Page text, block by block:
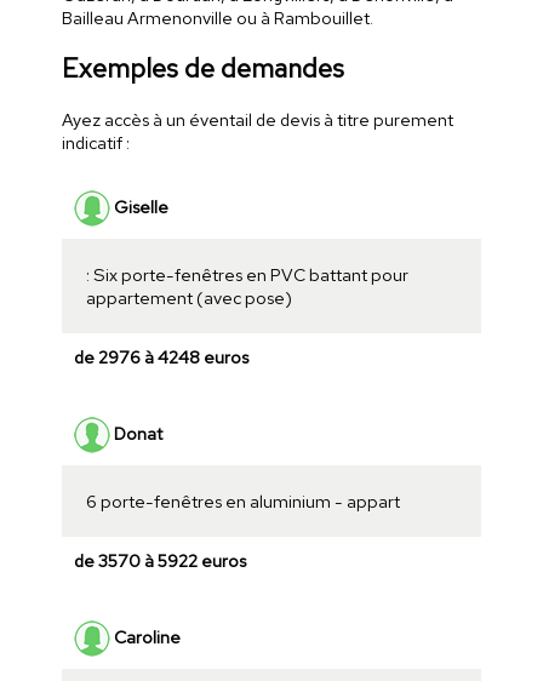
Bailleau Armenonville ou à Rambouillet.
Exemples de demandes
Ayez accès à un éventail de devis à titre purement
indicatif :
Giselle
: Six porte-fenêtres en PVC battant pour
appartement (avec pose)
de 2976 à 4248 euros
Donat
6 porte-fenêtres en aluminium - appart
de 3570 à 5922 euros
Caroline